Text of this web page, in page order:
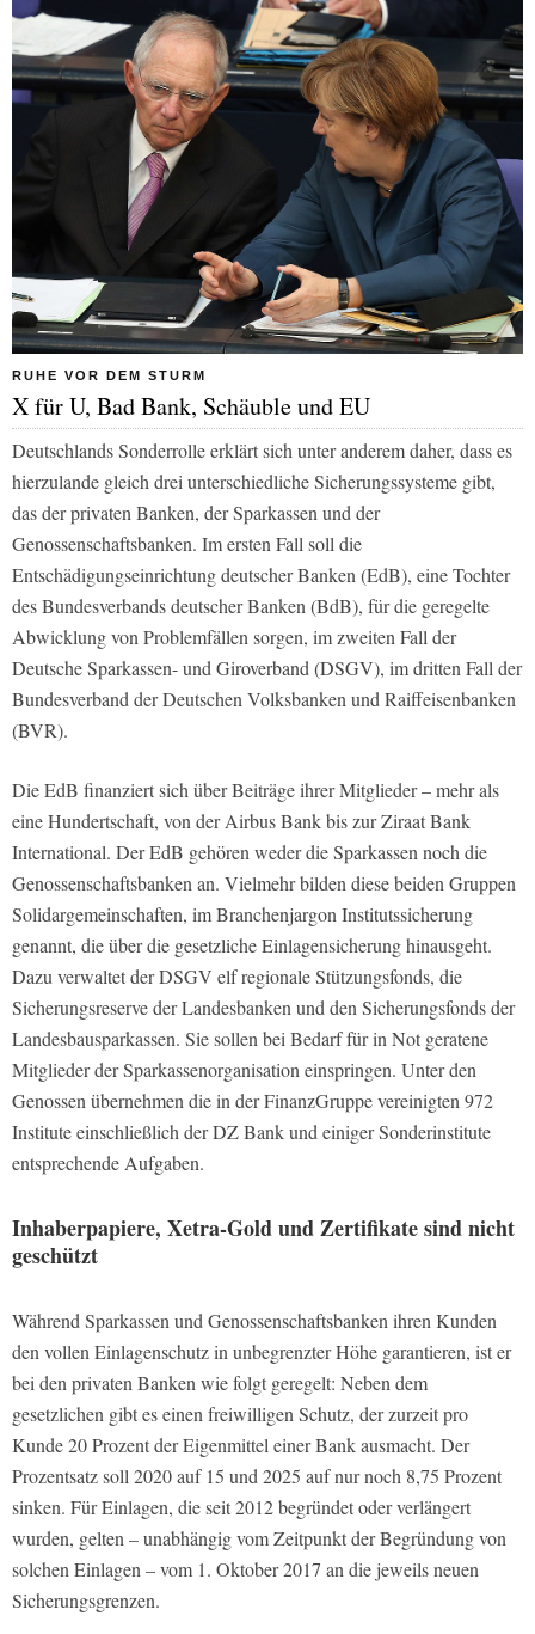
RUHE VOR DEM STURM
X für U, Bad Bank, Schäuble und EU
Deutschlands Sonderrolle erklärt sich unter anderem daher, dass es
hierzulande gleich drei unterschiedliche Sicherungssysteme gibt,
das der privaten Banken, der Sparkassen und der
Genossenschaftsbanken. Im ersten Fall soll die
Entschädigungseinrichtung deutscher Banken (EdB), eine Tochter
des Bundesverbands deutscher Banken (BdB), für die geregelte
Abwicklung von Problemfällen sorgen, im zweiten Fall der
Deutsche Sparkassen- und Giroverband (DSGV), im dritten Fall der
Bundesverband der Deutschen Volksbanken und Raiffeisenbanken
(BVR).
Die EdB finanziert sich über Beiträge ihrer Mitglieder – mehr als
eine Hundertschaft, von der Airbus Bank bis zur Ziraat Bank
International. Der EdB gehören weder die Sparkassen noch die
Genossenschaftsbanken an. Vielmehr bilden diese beiden Gruppen
Solidargemeinschaften, im Branchenjargon Institutssicherung
genannt, die über die gesetzliche Einlagensicherung hinausgeht.
Dazu verwaltet der DSGV elf regionale Stützungsfonds, die
Sicherungsreserve der Landesbanken und den Sicherungsfonds der
Landesbausparkassen. Sie sollen bei Bedarf für in Not geratene
Mitglieder der Sparkassenorganisation einspringen. Unter den
Genossen übernehmen die in der FinanzGruppe vereinigten 972
Institute einschließlich der DZ Bank und einiger Sonderinstitute
entsprechende Aufgaben.
Inhaberpapiere, Xetra-Gold und Zertifikate sind nicht
geschützt
Während Sparkassen und Genossenschaftsbanken ihren Kunden
den vollen Einlagenschutz in unbegrenzter Höhe garantieren, ist er
bei den privaten Banken wie folgt geregelt: Neben dem
gesetzlichen gibt es einen freiwilligen Schutz, der zurzeit pro
Kunde 20 Prozent der Eigenmittel einer Bank ausmacht. Der
Prozentsatz soll 2020 auf 15 und 2025 auf nur noch 8,75 Prozent
sinken. Für Einlagen, die seit 2012 begründet oder verlängert
wurden, gelten – unabhängig vom Zeitpunkt der Begründung von
solchen Einlagen – vom 1. Oktober 2017 an die jeweils neuen
Sicherungsgrenzen.